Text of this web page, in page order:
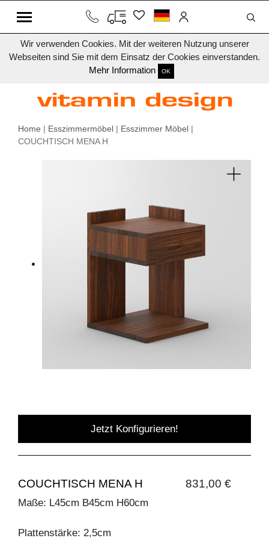
Wir verwenden Cookies. Mit der weiteren Nutzung unserer
Webseiten sind Sie mit dem Einsatz der Cookies einverstanden.
Mehr Information
OK
Home | Esszimmermöbel | Esszimmer Möbel |
COUCHTISCH MENA H
Jetzt Konfigurieren!
COUCHTISCH MENA H 831,00 €
Maße: L45cm B45cm H60cm
Plattenstärke: 2,5cm